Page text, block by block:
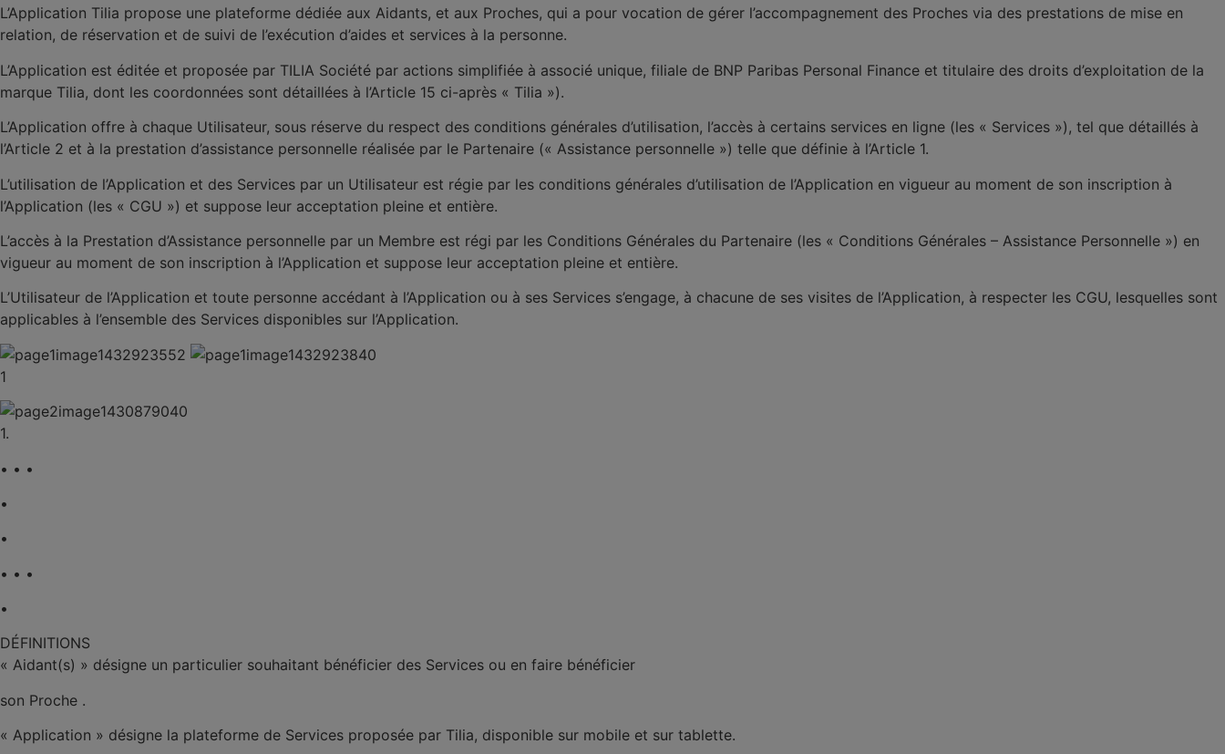
L’Application Tilia propose une plateforme dédiée aux Aidants, et aux Proches, qui a pour vocation de gérer l’accompagnement des Proches via des prestations de mise en
relation, de réservation et de suivi de l’exécution d’aides et services à la personne.
L’Application est éditée et proposée par TILIA Société par actions simplifiée à associé unique, filiale de BNP Paribas Personal Finance et titulaire des droits d’exploitation de la
marque Tilia, dont les coordonnées sont détaillées à l’Article 15 ci-après « Tilia »).
L’Application offre à chaque Utilisateur, sous réserve du respect des conditions générales d’utilisation, l’accès à certains services en ligne (les « Services »), tel que détaillés à
l’Article 2 et à la prestation d’assistance personnelle réalisée par le Partenaire (« Assistance personnelle ») telle que définie à l’Article 1.
L’utilisation de l’Application et des Services par un Utilisateur est régie par les conditions générales d’utilisation de l’Application en vigueur au moment de son inscription à
l’Application (les « CGU ») et suppose leur acceptation pleine et entière.
L’accès à la Prestation d’Assistance personnelle par un Membre est régi par les Conditions Générales du Partenaire (les « Conditions Générales – Assistance Personnelle ») en
vigueur au moment de son inscription à l’Application et suppose leur acceptation pleine et entière.
L’Utilisateur de l’Application et toute personne accédant à l’Application ou à ses Services s’engage, à chacune de ses visites de l’Application, à respecter les CGU, lesquelles sont
applicables à l’ensemble des Services disponibles sur l’Application.
1
1.
• • •
•
•
• • •
•
DÉFINITIONS
« Aidant(s) » désigne un particulier souhaitant bénéficier des Services ou en faire bénéficier
son Proche .
« Application » désigne la plateforme de Services proposée par Tilia, disponible sur mobile et sur tablette.